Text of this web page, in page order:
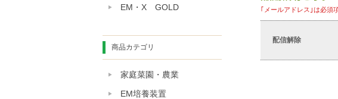
｢メールアドレス｣は必須
配信解除
EM・X GOLD
商品カテゴリ
家庭菜園・農業
EM培養装置